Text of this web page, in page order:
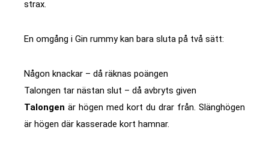
strax.
En omgång i Gin rummy kan bara sluta på två sätt:
Någon knackar – då räknas poängen
Talongen tar nästan slut – då avbryts given
Talongen är högen med kort du drar från. Slänghögen
är högen där kasserade kort hamnar.